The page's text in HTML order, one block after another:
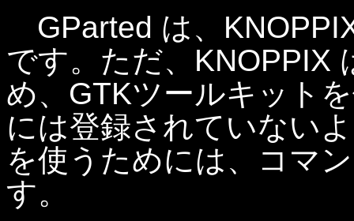
GParted は、
です。ただ、KNOPPIX
め、GTKツールキット
には登録されていない
を使うためには、コマ
す。